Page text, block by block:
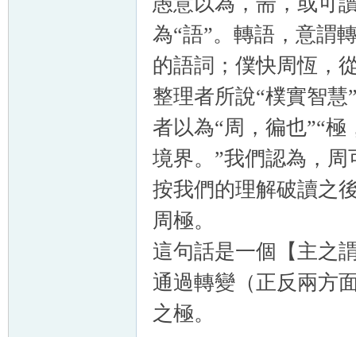
為“語”。轉語，意謂
的語詞；僕快周恆，
整理者所說“樸實智
者以為“周，徧也”“
境界。”我們認為，周
按我們的理解破讀之
周極。
這句話是一個【主之
通過轉變（正反兩方
之極。